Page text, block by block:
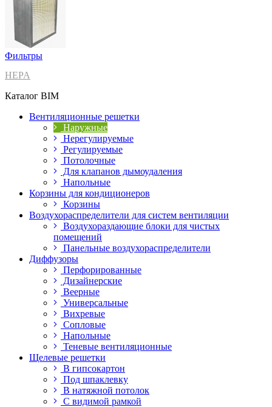
Фильтры
HEPA
Каталог BIM
Вентиляционные решетки
Наружные
Нерегулируемые
Регулируемые
Потолочные
Для клапанов дымоудаления
Напольные
Корзины для кондиционеров
Корзины
Воздухораспределители для систем вентиляции
Воздухораздающие блоки для чистых
помещений
Панельные воздухораспределители
Диффузоры
Перфорированные
Дизайнерские
Веерные
Универсальные
Вихревые
Сопловые
Напольные
Теневые вентиляционные
Щелевые решетки
В гипсокартон
Под шпаклевку
В натяжной потолок
С видимой рамкой